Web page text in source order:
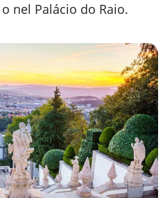
nel Palácio do Raio.